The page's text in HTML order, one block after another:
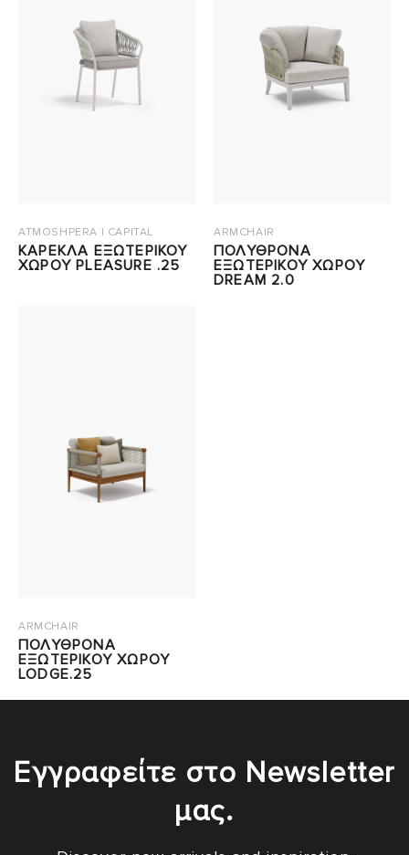
ATMOSHPERA | CAPITAL
ΚΑΡΕΚΛΑ ΕΞΩΤΕΡΙΚΟΥ
ΧΩΡΟΥ PLEASURE .25
ARMCHAIR
ΠΟΛΥΘΡΟΝΑ
ΕΞΩΤΕΡΙΚΟΥ ΧΩΡΟΥ
DREAM 2.0
ARMCHAIR
ΠΟΛΥΘΡΟΝΑ
ΕΞΩΤΕΡΙΚΟΥ ΧΩΡΟΥ
LODGE.25
Εγγραφείτε στο Newsletter
μας.